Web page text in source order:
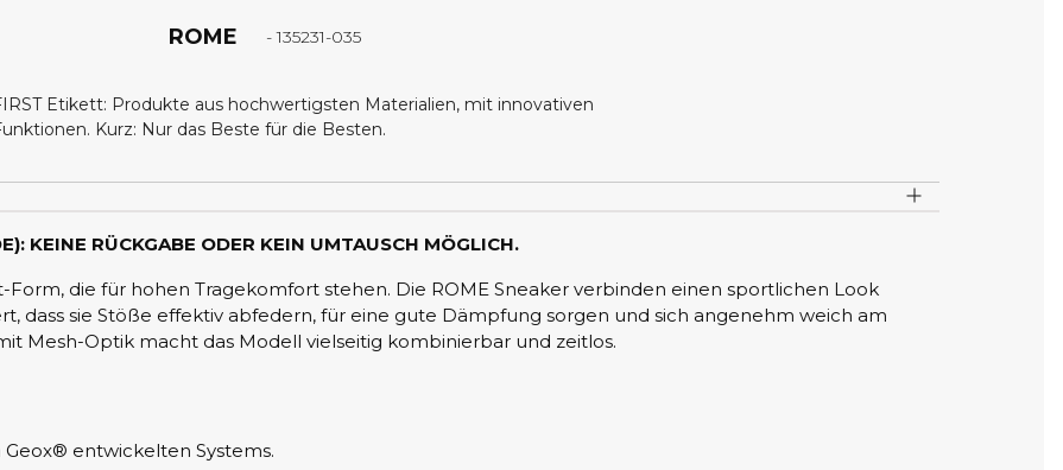
ROME - 135231-035
Etikett: Produkte aus hochwertigsten Materialien, mit innovativen
Kurz: Nur das Beste für die Besten.
KEINE RÜCKGABE ODER KEIN UMTAUSCH MÖGLICH.
die für hohen Tragekomfort stehen. Die ROME Sneaker verbinden einen sportlichen Look
dass sie Stöße effektiv abfedern, für eine gute Dämpfung sorgen und sich angenehm weich am
Mesh-Optik macht das Modell vielseitig kombinierbar und zeitlos.
entwickelten Systems.